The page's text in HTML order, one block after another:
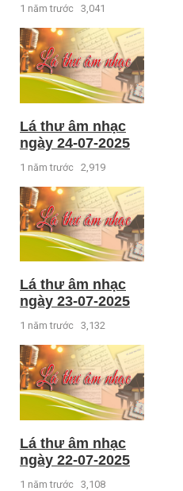
1 năm trước 3,041
Lá thư âm nhạc
ngày 24-07-2025
1 năm trước 2,919
Lá thư âm nhạc
ngày 23-07-2025
1 năm trước 3,132
Lá thư âm nhạc
ngày 22-07-2025
1 năm trước 3,108